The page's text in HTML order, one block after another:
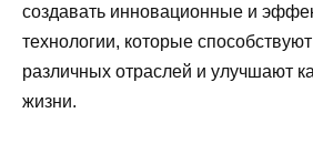
создавать инновационные и
технологии, которые
различных отраслей и улучшают
жизни.